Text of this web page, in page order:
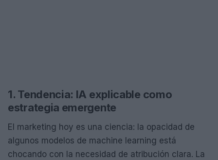
1. Tendencia: IA explicable como
estrategia emergente
El marketing hoy es una ciencia: la opacidad de
algunos modelos de machine learning está
chocando con la necesidad de atribución clara. La